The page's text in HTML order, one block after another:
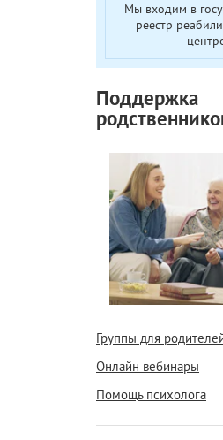
Мы входим в
реестр
Поддержка
Группы для
Онлайн вебинары
Помощь психолога